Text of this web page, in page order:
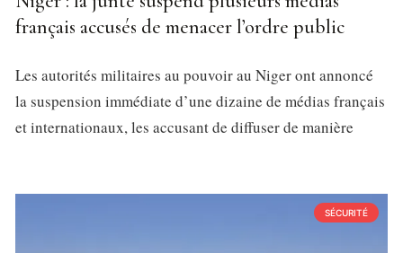
français accusés de menacer l’ordre public
Les autorités militaires au pouvoir au Niger ont annoncé
la suspension immédiate d’une dizaine de médias français
et internationaux, les accusant de diffuser de manière
SÉCURITÉ